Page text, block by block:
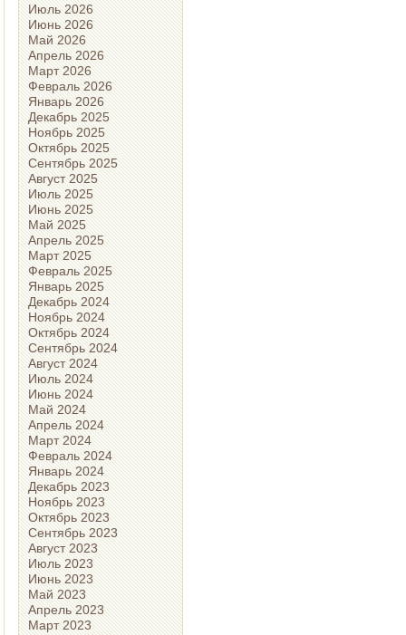
Июль 2026
Июнь 2026
Май 2026
Апрель 2026
Март 2026
Февраль 2026
Январь 2026
Декабрь 2025
Ноябрь 2025
Октябрь 2025
Сентябрь 2025
Август 2025
Июль 2025
Июнь 2025
Май 2025
Апрель 2025
Март 2025
Февраль 2025
Январь 2025
Декабрь 2024
Ноябрь 2024
Октябрь 2024
Сентябрь 2024
Август 2024
Июль 2024
Июнь 2024
Май 2024
Апрель 2024
Март 2024
Февраль 2024
Январь 2024
Декабрь 2023
Ноябрь 2023
Октябрь 2023
Сентябрь 2023
Август 2023
Июль 2023
Июнь 2023
Май 2023
Апрель 2023
Март 2023